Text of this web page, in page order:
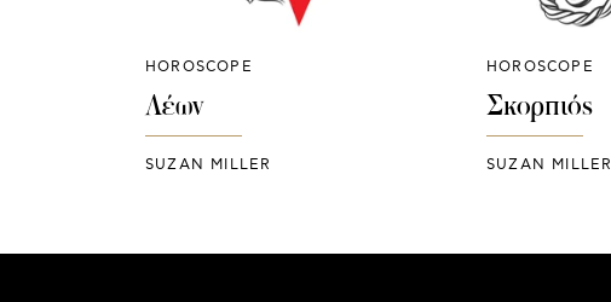
HOROSCOPE
Λέων
SUZAN MILLER
HOROSCOPE
Σκορπιός
SUZAN MILLER